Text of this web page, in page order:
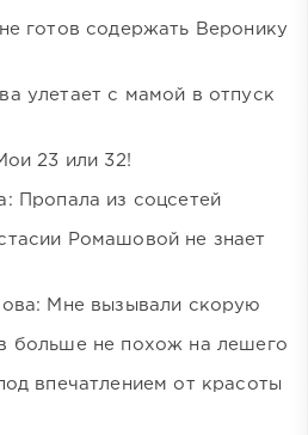
готов содержать Веронику
улетает с мамой в отпуск
23 или 32!
Пропала из соцсетей
Ромашовой не знает
Мне вызывали скорую
больше не похож на лешего
впечатлением от красоты